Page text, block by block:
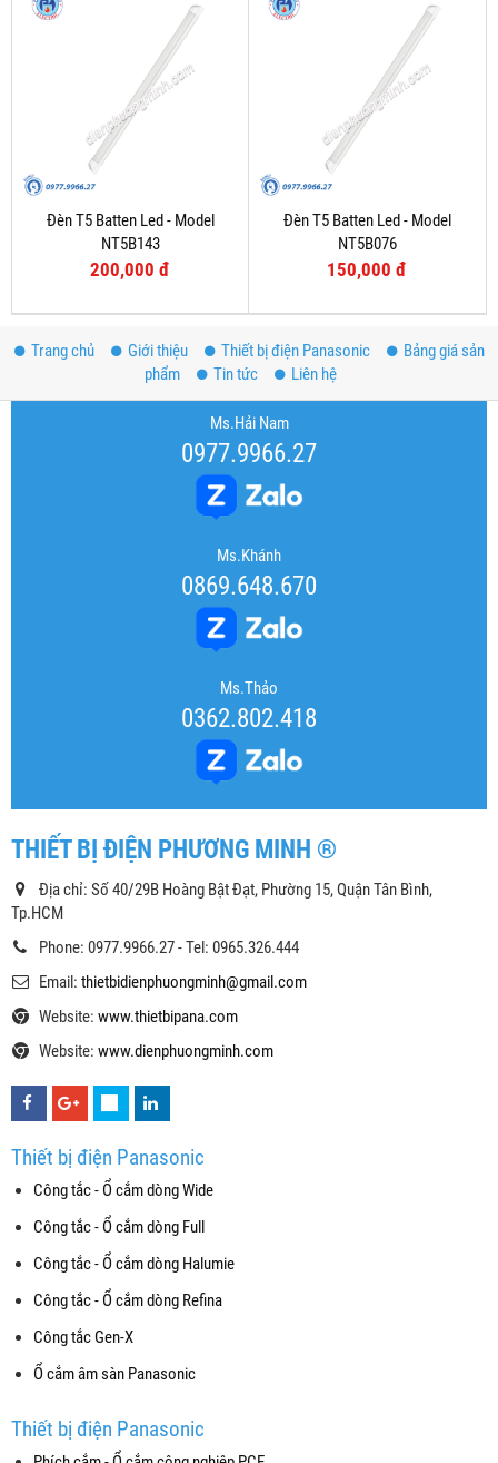
Đèn T5 Batten Led - Model
NT5B143
200,000 đ
Đèn T5 Batten Led - Model
NT5B076
150,000 đ
Trang chủ Giới thiệu Thiết bị điện Panasonic
Bảng giá sản
phẩm
Tin tức Liên hệ
Ms.Hải Nam
0977.9966.27
Ms.Khánh
0869.648.670
Ms.Thảo
0362.802.418
THIẾT BỊ ĐIỆN PHƯƠNG MINH ®
Địa chỉ: Số 40/29B Hoàng Bật Đạt, Phường 15, Quận Tân Bình,
Tp.HCM
Phone: 0977.9966.27 - Tel: 0965.326.444
Email: thietbidienphuongminh@gmail.com
Website: www.thietbipana.com
Website: www.dienphuongminh.com
Thiết bị điện Panasonic
Công tắc - Ổ cắm dòng Wide
Công tắc - Ổ cắm dòng Full
Công tắc - Ổ cắm dòng Halumie
Công tắc - Ổ cắm dòng Refina
Công tắc Gen-X
Ổ cắm âm sàn Panasonic
Thiết bị điện Panasonic